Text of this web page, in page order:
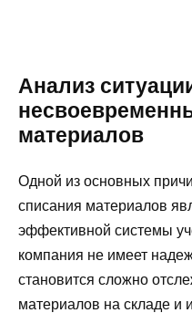
Анализ
материалов
Одной из основных
списания материалов
эффективной системы
компания не имеет
становится сложно
материалов на складе и